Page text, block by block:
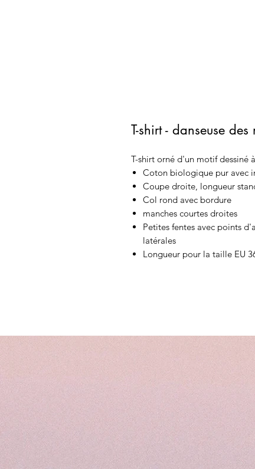
T-shirt - danseuse des
T-shirt orné d'un motif dessiné
Coton biologique pur avec
Coupe droite, longueur
Col rond avec bordure
manches courtes droites
Petites fentes avec points
latérales
Longueur pour la taille EU